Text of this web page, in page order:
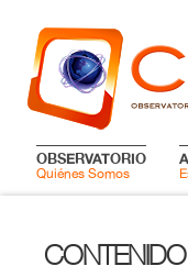
OBSERVATORIO
Quiénes Somos